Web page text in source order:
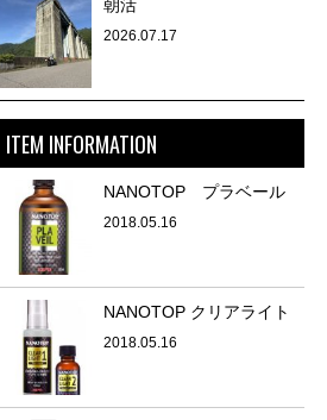
朝活
2026.07.17
ITEM INFORMATION
NANOTOP プラベール
2018.05.16
NANOTOP クリアライト
2018.05.16